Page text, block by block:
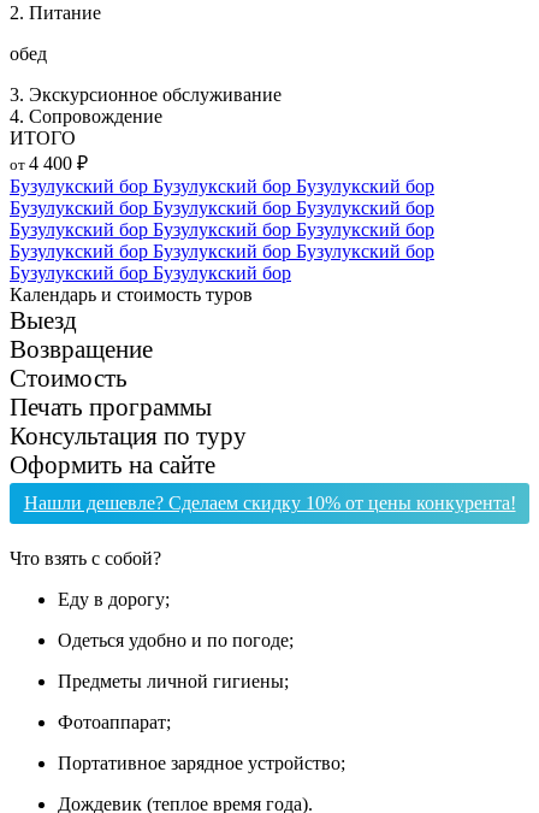
2. Питание
обед
3. Экскурсионное обслуживание
4. Сопровождение
ИТОГО
от 4 400 ₽
Бузулукский бор Бузулукский бор Бузулукский бор
Бузулукский бор Бузулукский бор Бузулукский бор
Бузулукский бор Бузулукский бор Бузулукский бор
Бузулукский бор Бузулукский бор Бузулукский бор
Бузулукский бор Бузулукский бор
Календарь и стоимость туров
Выезд
Возвращение
Стоимость
Печать программы
Консультация по туру
Оформить на сайте
Нашли дешевле? Сделаем скидку 10% от цены конкурента!
Что взять с собой?
Еду в дорогу;
Одеться удобно и по погоде;
Предметы личной гигиены;
Фотоаппарат;
Портативное зарядное устройство;
Дождевик (теплое время года).